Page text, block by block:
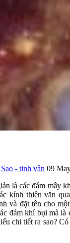
Sao - tinh vân 09
là các đám mây
kính thiên văn
và đặt tên cho
đám khí bụi mà là
chi tiết ra sao?